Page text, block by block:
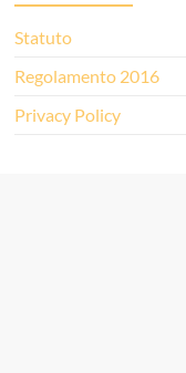
Statuto
Regolamento 2016
Privacy Policy